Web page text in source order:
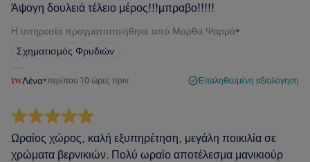
Άψογη δουλειά τέλειο μέρος!!!μπραβο!!!!!
Η υπηρεσία πραγματοποιήθηκε από Μαρθα Ψαρρά•
Σχηματισμός Φρυδιών
Λένα•περίπου 10 ώρες πριν Επαληθευμένη αξιολόγηση
Ωραίος χώρος, καλή εξυπηρέτηση, μεγάλη ποικιλία σε
χρώματα βερνικιών. Πολύ ωραίο αποτέλεσμα μανικιούρ